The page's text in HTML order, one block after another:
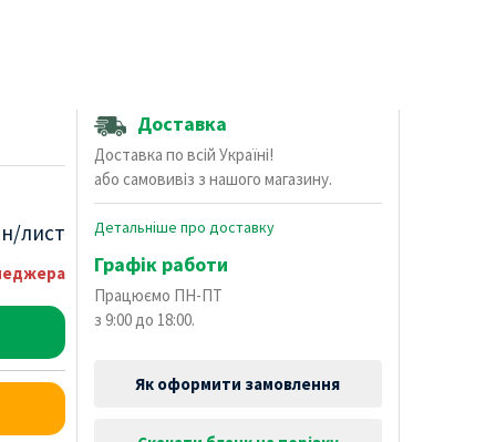
лист
Доставка
Доставка по всій Україні!
або самовивіз з нашого магазину.
Детальніше про доставку
Графік работи
Працюємо ПН-ПТ
з 9:00 до 18:00.
Як оформити замовлення